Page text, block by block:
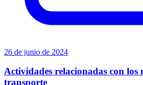
26 de junio de 2024
Actividades relacionadas con los
transporte